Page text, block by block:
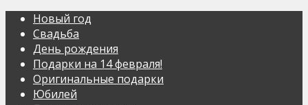
Новый год
Свадьба
День рождения
Подарки на 14 февраля!
Оригинальные подарки
Юбилей